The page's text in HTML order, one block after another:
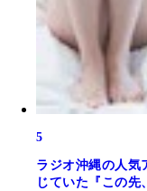
5
ラジオ沖縄の人気
じていた『この